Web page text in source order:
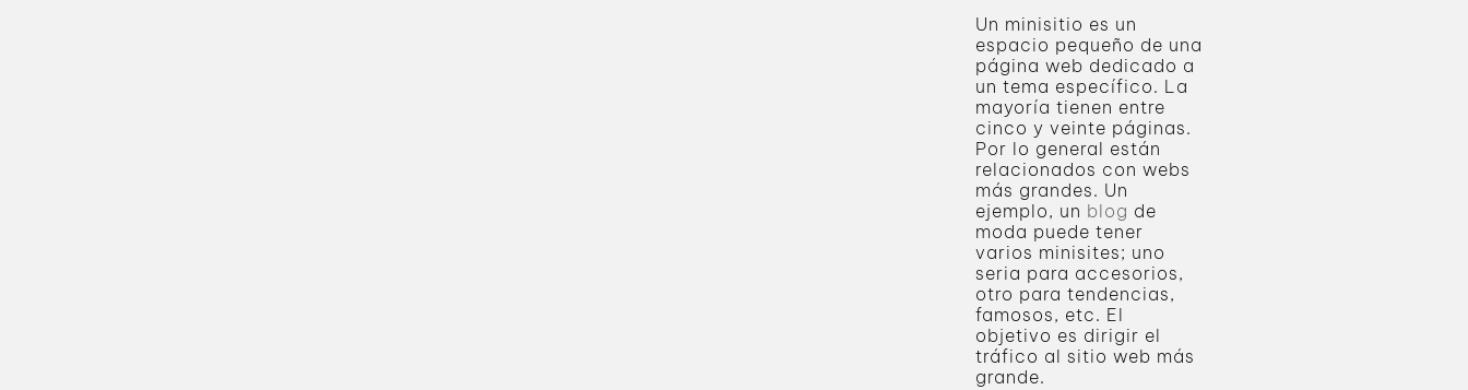
Un minisitio es un
espacio pequeño de una
página web dedicado a
un tema específico. La
mayoría tienen entre
cinco y veinte páginas.
Por lo general están
relacionados con webs
más grandes. Un
ejemplo, un blog de
moda puede tener
varios minisites; uno
seria para accesorios,
otro para tendencias,
famosos, etc. El
objetivo es dirigir el
tráfico al sitio web más
grande.